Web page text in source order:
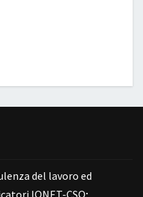
del lavoro ed